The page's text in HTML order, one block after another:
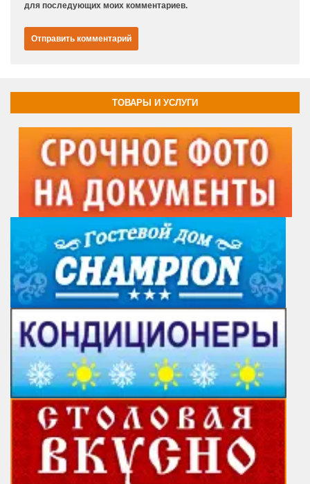
для последующих моих комментариев.
ТОВАРЫ И УСЛУГИ